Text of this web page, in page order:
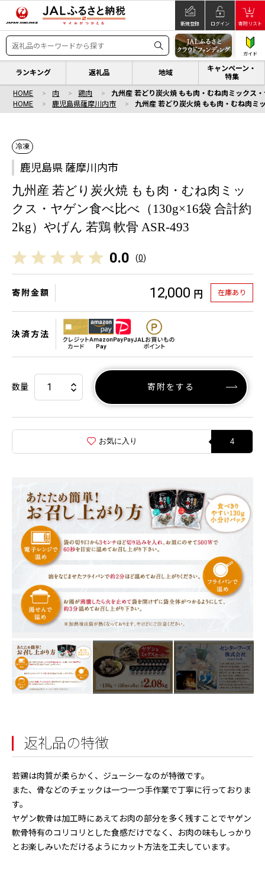
新規登録 ログイン 寄附リスト
ガイド
ランキング 返礼品 地域
キャンペーン・
特集
HOME 肉 鶏肉
九州産 若どり炭火焼 もも肉・むね肉ミックス
HOME
鹿児島県薩摩川内市 九州産 若どり炭火焼 もも肉・むね肉ミ
冷凍
鹿児島県 薩摩川内市
九州産 若どり炭火焼 もも肉・むね肉ミッ
クス・ヤゲン食べ比べ（130g×16袋 合計約
2kg）やげん 若鶏 軟骨 ASR-493
0.0 (0)
寄附金額 12,000 円 在庫あり
決済方法
数量 寄附をする
お気に入り 4
返礼品の特徴
若鶏は肉質が柔らかく、ジューシーなのが特徴です。
また、骨などのチェックは一つ一つ手作業で丁寧に行っておりま
す。
ヤゲン軟骨は加工時にあえてお肉の部分を多く残すことでヤゲン
軟骨特有のコリコリとした食感だけでなく、お肉の味もしっかり
とお楽しみいただけるようにカット方法を工夫しています。